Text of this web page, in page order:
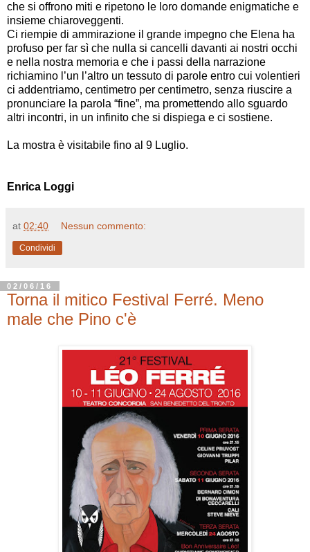
che si offrono miti e ripetono le loro domande enigmatiche e
insieme chiaroveggenti.
Ci riempie di ammirazione il grande impegno che Elena ha
profuso per far sì che nulla si cancelli davanti ai nostri occhi
e nella nostra memoria e che i passi della narrazione
richiamino l’un l’altro un tessuto di parole entro cui volentieri
ci addentriamo, centimetro per centimetro, senza riuscire a
pronunciare la parola “fine”, ma promettendo allo sguardo
altri incontri, in un infinito che si dispiega e ci sostiene.
La mostra è visitabile fino al 9 Luglio.
Enrica Loggi
at 02:40 Nessun commento:
Condividi
02/06/16
Torna il mitico Festival Ferré. Meno
male che Pino c'è